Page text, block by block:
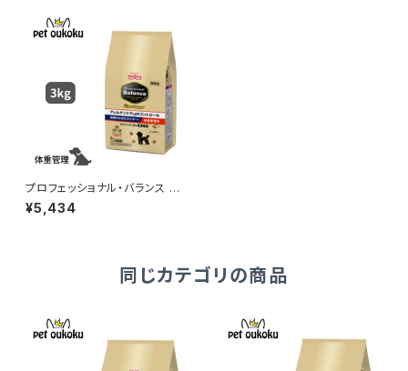
プロフェッショナル・バランス エ
クストラケア アレルゲンケア＆ｐ
Hコントロール 健康的な消化を
¥5,434
同じカテゴリの商品